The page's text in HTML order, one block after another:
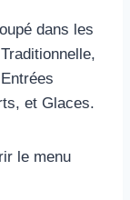
dans les
et Glaces.
le menu